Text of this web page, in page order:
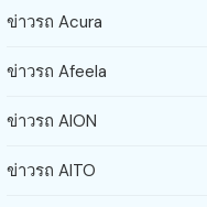
ข่าวรถ Acura
ข่าวรถ Afeela
ข่าวรถ AION
ข่าวรถ AITO